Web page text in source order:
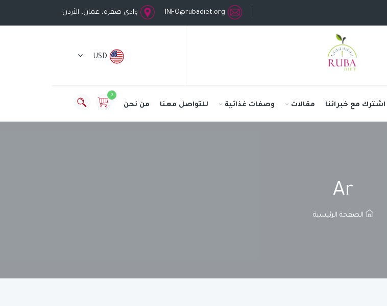
INFO@rubadiet.org وادي صقرة، عمان، الأردن
USD
0
اشترك مع خبرائنا مقالات وصفات غذائية للتواصل معنا من نحن
Ar
الصفحة الرئيسية